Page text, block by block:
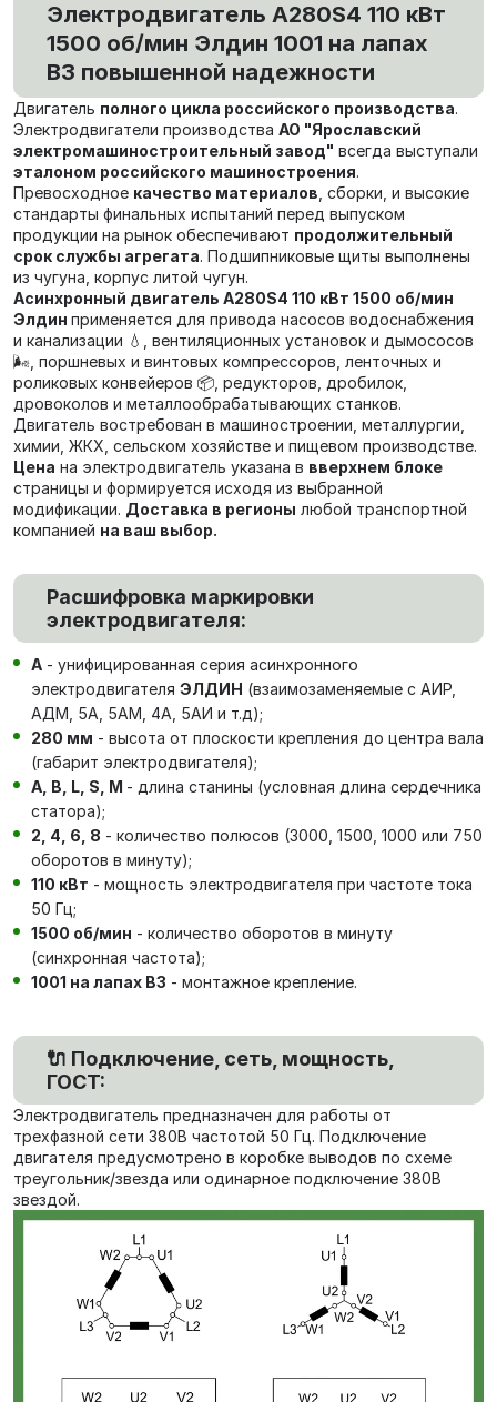
Электродвигатель А280S4 110 кВт
1500 об/мин Элдин 1001 на лапах
В3 повышенной надежности
Двигатель полного цикла российского производства.
Электродвигатели производства АО "Ярославский
электромашиностроительный завод" всегда выступали
эталоном российского машиностроения.
Превосходное качество материалов , сборки, и высокие
стандарты финальных испытаний перед выпуском
продукции на рынок обеспечивают продолжительный
срок службы агрегата. Подшипниковые щиты выполнены
из чугуна, корпус литой чугун.
Асинхронный двигатель А280S4 110 кВт 1500 об/мин
Элдин применяется для привода насосов водоснабжения
и канализации 💧, вентиляционных установок и дымососов
🌬️, поршневых и винтовых компрессоров, ленточных и
роликовых конвейеров 📦, редукторов, дробилок,
дровоколов и металлообрабатывающих станков.
Двигатель востребован в машиностроении, металлургии,
химии, ЖКХ, сельском хозяйстве и пищевом производстве.
Цена на электродвигатель указана в вверхнем блоке
страницы и формируется исходя из выбранной
модификации. Доставка в регионы любой транспортной
компанией на ваш выбор.
Расшифровка маркировки
электродвигателя:
А - унифицированная серия асинхронного
электродвигателя ЭЛДИН (взаимозаменяемые с АИР,
АДМ, 5А, 5АМ, 4А, 5АИ и т.д);
280 мм - высота от плоскости крепления до центра вала
(габарит электродвигателя);
А, В, L, S, М - длина станины (условная длина сердечника
статора);
2, 4, 6, 8 - количество полюсов (3000, 1500, 1000 или 750
оборотов в минуту);
110 кВт - мощность электродвигателя при частоте тока
50 Гц;
1500 об/мин - количество оборотов в минуту
(синхронная частота);
1001 на лапах В3 - монтажное крепление.
🔌 Подключение, сеть, мощность,
ГОСТ:
Электродвигатель предназначен для работы от
трехфазной сети 380В частотой 50 Гц. Подключение
двигателя предусмотрено в коробке выводов по схеме
треугольник/звезда или одинарное подключение 380В
звездой.